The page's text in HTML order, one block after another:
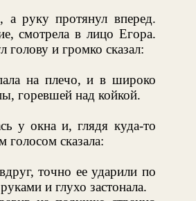
руку протянул вперед.
смотрела в лицо Егора.
и громко сказал:
на плечо, и в широко
горевшей над койкой.
у окна и, глядя куда-то
сказала:
точно ее ударили по
и глухо застонала.